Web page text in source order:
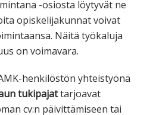
-osiosta löytyvät ne
opiskelijakunnat voivat
Näitä työkaluja
on voimavara.
henkilöstön yhteistyönä
tukipajattarjoavat
cv:n päivittämiseen tai